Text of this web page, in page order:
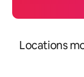
Locations